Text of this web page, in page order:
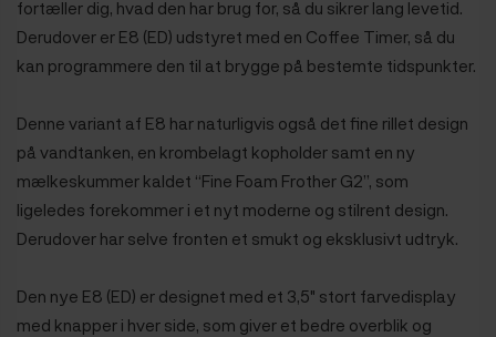
fortæller dig, hvad den har brug for, så du sikrer lang levetid.
Derudover er E8 (ED) udstyret med en Coffee Timer, så du
kan programmere den til at brygge på bestemte tidspunkter.
Denne variant af E8 har naturligvis også det fine rillet design
på vandtanken, en krombelagt kopholder samt en ny
mælkeskummer kaldet “Fine Foam Frother G2”, som
ligeledes forekommer i et nyt moderne og stilrent design.
Derudover har selve fronten et smukt og eksklusivt udtryk.
Den nye E8 (ED) er designet med et 3,5" stort farvedisplay
med knapper i hver side, som giver et bedre overblik og